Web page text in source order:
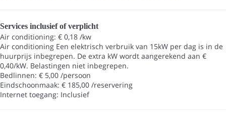
Services inclusief of verplicht
Air conditioning: € 0,18 /kw
Air conditioning Een elektrisch verbruik van 15kW per dag is in de
huurprijs inbegrepen. De extra kW wordt aangerekend aan €
0,40/kW. Belastingen niet inbegrepen.
Bedlinnen: € 5,00 /persoon
Eindschoonmaak: € 185,00 /reservering
Internet toegang: Inclusief